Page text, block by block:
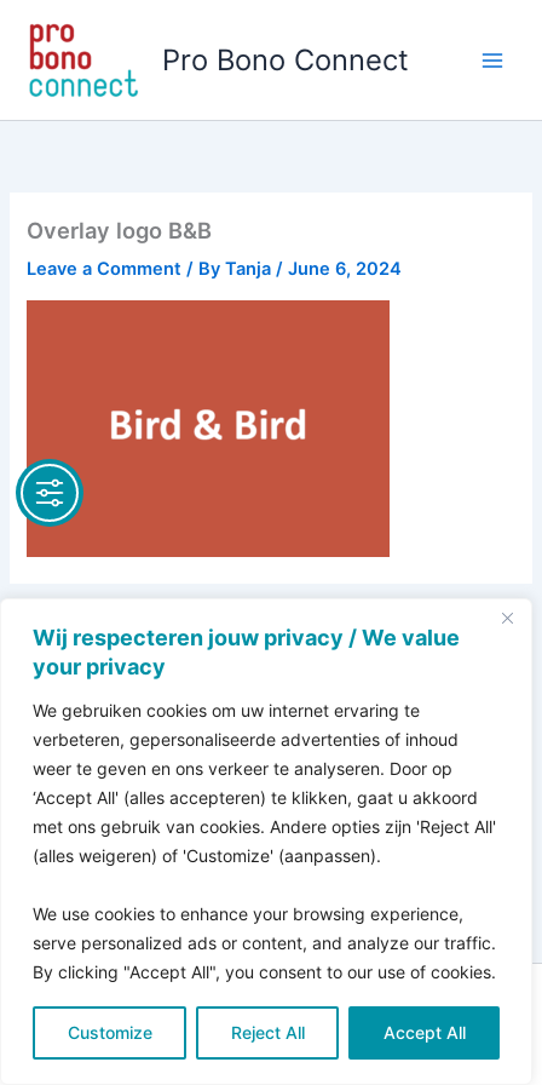
Wij respecteren jouw privacy / We value
your privacy
We gebruiken cookies om uw internet ervaring te
verbeteren, gepersonaliseerde advertenties of inhoud
weer te geven en ons verkeer te analyseren. Door op
‘Accept All' (alles accepteren) te klikken, gaat u akkoord
met ons gebruik van cookies. Andere opties zijn 'Reject All'
(alles weigeren) of 'Customize' (aanpassen).
We use cookies to enhance your browsing experience,
serve personalized ads or content, and analyze our traffic.
By clicking "Accept All", you consent to our use of cookies.
Customize Reject All Accept All
content
Pro Bono Connect
Overlay logo B&B
Leave a Comment / ByTanja/June 6, 2024
Copyright © 2026 Pro Bono Connect | in samenwerking
metKitewebsites